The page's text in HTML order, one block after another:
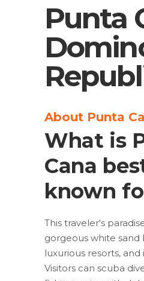
Punta
About Punta
What is
Cana
known
This traveler's
gorgeous white sand
luxurious resorts,
Visitors can scuba